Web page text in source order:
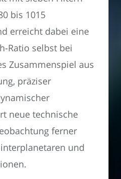
bis 1015
erreicht dabei eine
Ratio selbst bei
Zusammenspiel aus
präziser
neue technische
ferner
und